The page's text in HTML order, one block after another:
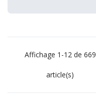
Affichage 1-12 de 669
article(s)